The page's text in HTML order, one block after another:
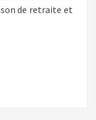
de retraite et
SUITE